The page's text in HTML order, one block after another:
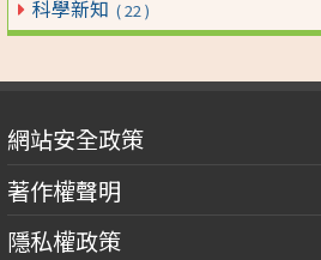
科學新知 ( 22 )
網站安全政策
著作權聲明
隱私權政策